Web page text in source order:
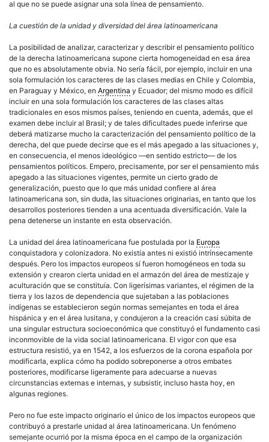
al que no se puede asignar una sola línea de pensamiento.
La cuestión de la unidad y diversidad del área latinoamericana
La posibilidad de analizar, caracterizar y describir el pensamiento político
de la derecha latinoamericana supone cierta homogeneidad en esa área
que no es absolutamente obvia. No sería fácil, por ejemplo, incluir en una
sola formulación los caracteres de las clases medias en Chile y Colombia,
en Paraguay y México, en Argentina y Ecuador; del mismo modo es difícil
incluir en una sola formulación los caracteres de las clases altas
tradicionales en esos mismos países, teniendo en cuenta, además, que el
examen debe incluir al Brasil; y de tales dificultades puede inferirse que
deberá matizarse mucho la caracterización del pensamiento político de la
derecha, del que puede decirse que es el más apegado a las situaciones y,
en consecuencia, el menos ideológico —en sentido estricto— de los
pensamientos políticos. Empero, precisamente, por ser el pensamiento más
apegado a las situaciones vigentes, permite un cierto grado de
generalización, puesto que lo que más unidad confiere al área
latinoamericana son, sin duda, las situaciones originarias, en tanto que los
desarrollos posteriores tienden a una acentuada diversificación. Vale la
pena detenerse un instante en esta observación.
La unidad del área latinoamericana fue postulada por la Europa
conquistadora y colonizadora. No existía antes ni existió intrínsecamente
después. Pero los impactos europeos sí fueron homogéneos en toda su
extensión y crearon cierta unidad en el armazón del área de mestizaje y
aculturación que se constituía. Con ligerísimas variantes, el régimen de la
tierra y los lazos de dependencia que sujetaban a las poblaciones
indígenas se establecieron según normas semejantes en toda el área
hispánica y en el área lusitana, y condujeron a la creación casi súbita de
una singular estructura socioeconómica que constituyó el fundamento casi
inconmovible de la vida social latinoamericana. El vigor con que esa
estructura resistió, ya en 1542, a los esfuerzos de la corona española por
modificarla, explica cómo ha podido sobreponerse a otros embates
posteriores, modificarse ligeramente para adecuarse a nuevas
circunstancias externas e internas, y subsistir, incluso hasta hoy, en
algunas regiones.
Pero no fue este impacto originario el único de los impactos europeos que
contribuyó a prestarle unidad al área latinoamericana. Un fenómeno
semejante ocurrió por la misma época en el campo de la organización